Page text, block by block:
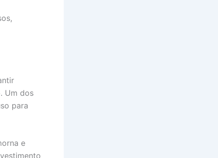
Um dos
para
e